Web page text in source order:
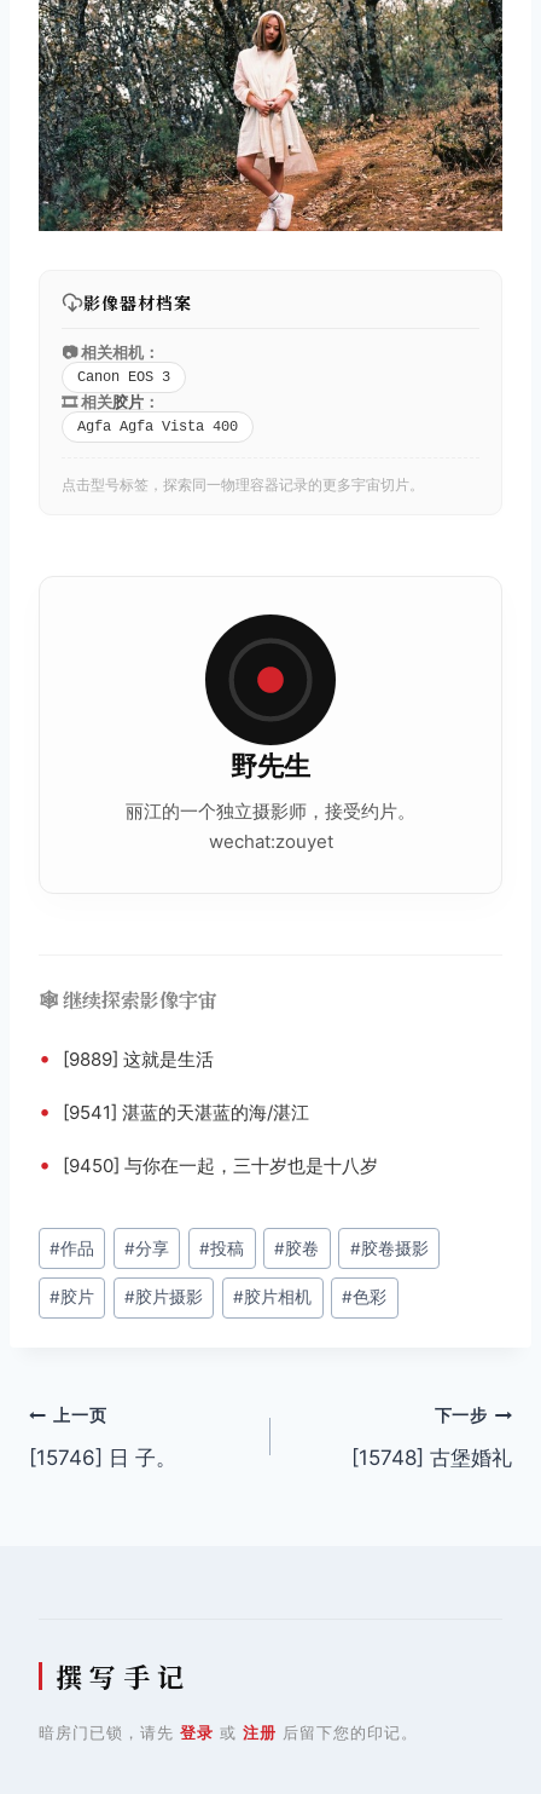
影像器材档案
📷 相关相机：
Canon EOS 3
🎞️ 相关胶片 ：
Agfa Agfa Vista 400
点击型号标签，探索同一物理容器记录的更多宇宙切片。
野先生
丽江的一个独立摄影师，接受约片。
wechat:zouyet
🕸️ 继续探索影像宇宙
• [9889] 这就是生活
• [9541] 湛蓝的天湛蓝的海/湛江
• [9450] 与你在一起，三十岁也是十八岁
文
章
标
#作品 #分享 #投稿 #胶卷 #胶卷摄影
#胶片 #胶片摄影 #胶片相机 #色彩
文
章
上一页
[15746] 日 子。
下一步
[15748] 古堡婚礼
撰 写 手 记
暗房门已锁，请先 登录 或 注册 后留下您的印记。
取消